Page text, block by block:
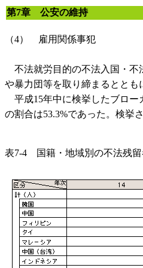
第7章 公安の維持
（4） 雇用関係事犯
不法就労目的の不法入国・不
や暴力団等を取り締まるととも
平成15年中に検挙したブロー
の割合は53.3%であった。検挙
表7-4 国籍・地域別の不法残留